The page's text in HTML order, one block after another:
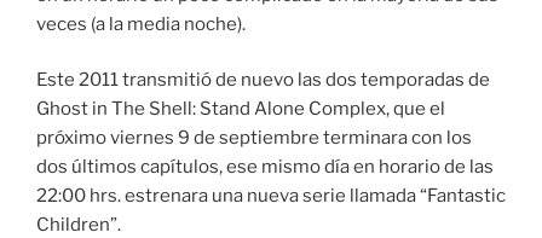
veces (a la media noche).
Este 2011 transmitió de nuevo las dos temporadas de
Ghost in The Shell: Stand Alone Complex, que el
próximo viernes 9 de septiembre terminara con los
dos últimos capítulos, ese mismo día en horario de las
22:00 hrs. estrenara una nueva serie llamada “Fantastic
Children”.